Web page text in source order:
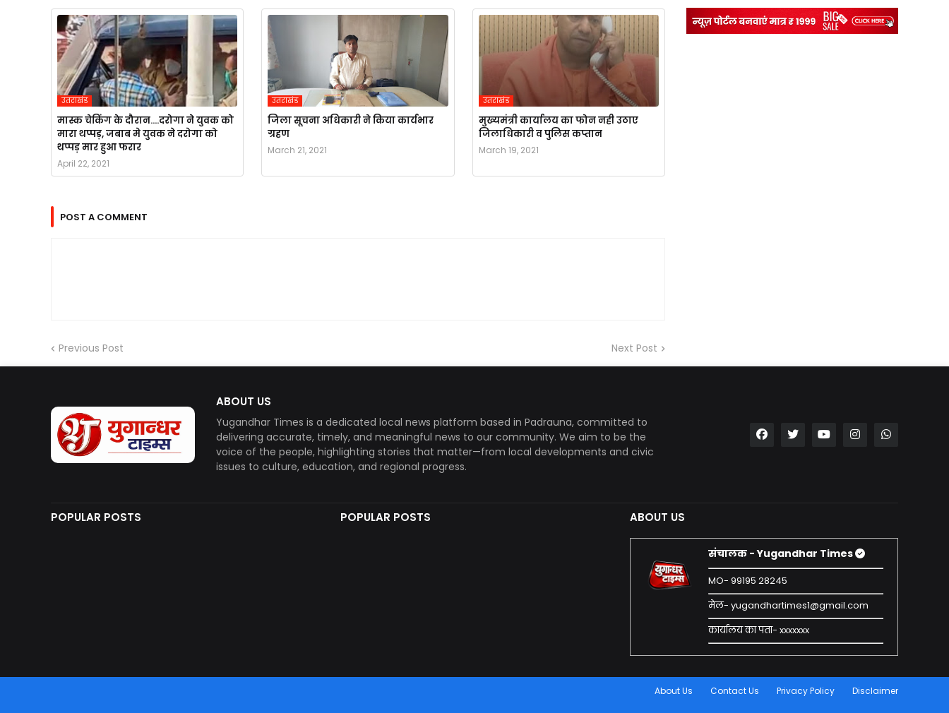
उतराखंड
मास्क चेकिंग के दौरान....दरोगा ने युवक को
मारा थप्पड़, जबाब मे युवक ने दरोगा को
थप्पड़ मार हुआ फरार
April 22, 2021
उतराखंड
जिला सूचना अधिकारी ने किया कार्यभार
ग्रहण
March 21, 2021
उतराखंड
मुख्यमंत्री कार्यालय का फोन नही उठाए
जिलाधिकारी व पुलिस कप्तान
March 19, 2021
POST A COMMENT
Previous Post Next Post
ABOUT US
Yugandhar Times is a dedicated local news platform based in Padrauna, committed to
delivering accurate, timely, and meaningful news to our community. We aim to be the
voice of the people, highlighting stories that matter—from local developments and civic
issues to culture, education, and regional progress.
POPULAR POSTS POPULAR POSTS ABOUT US
संचालक - Yugandhar Times
MO- 99195 28245
मेल- yugandhartimes1@gmail.com
कार्यालय का पता- xxxxxxx
About Us Contact Us Privacy Policy Disclaimer